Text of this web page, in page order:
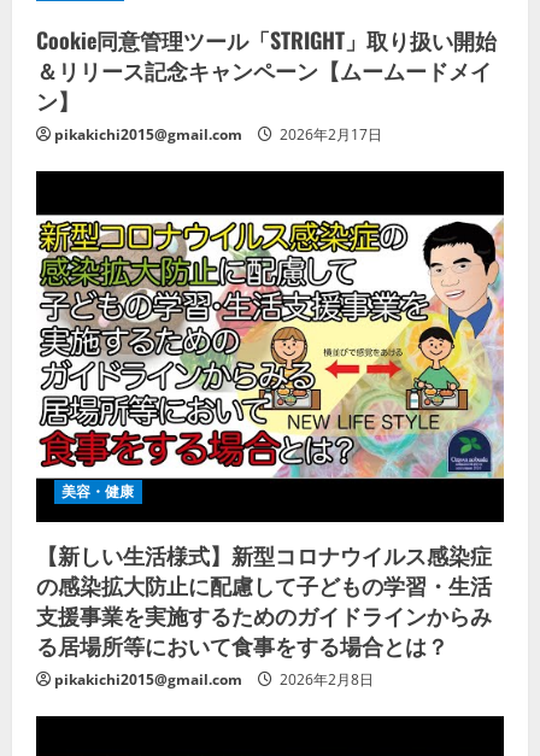
Cookie同意管理ツール「STRIGHT」取り扱い開始
＆リリース記念キャンペーン【ムームードメイ
ン】
pikakichi2015@gmail.com 2026年2月17日
美容・健康
【新しい生活様式】新型コロナウイルス感染症
の感染拡大防止に配慮して子どもの学習・生活
支援事業を実施するためのガイドラインからみ
る居場所等において食事をする場合とは？
pikakichi2015@gmail.com 2026年2月8日